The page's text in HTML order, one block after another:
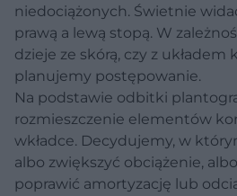
niedociążonych. Świetnie
prawą a lewą stopą. W
dzieje ze skórą, czy z
planujemy postępowanie.
Na podstawie odbitki
rozmieszczenie elementów
wkładce. Decydujemy, w
albo zwiększyć obciążenie,
poprawić amortyzację lub